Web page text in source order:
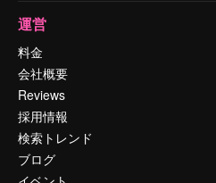
運営
料金
会社概要
Reviews
採用情報
検索トレンド
ブログ